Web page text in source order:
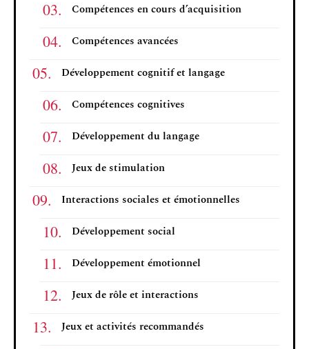
Compétences en cours d’acquisition
Compétences avancées
Développement cognitif et langage
Compétences cognitives
Développement du langage
Jeux de stimulation
Interactions sociales et émotionnelles
Développement social
Développement émotionnel
Jeux de rôle et interactions
Jeux et activités recommandés